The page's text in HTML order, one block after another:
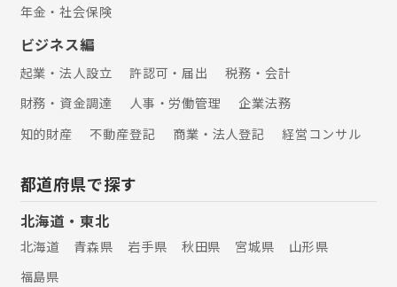
年金・社会保険
ビジネス編
起業・法人設立 許認可・届出
税務・会計
財務・資金調達
人事・労働管理
企業法務
知的財産
不動産登記 商業・法人登記 経営コンサル
都道府県で探す
北海道・東北
北海道 青森県 岩手県 秋田県 宮城県
山形県
福島県